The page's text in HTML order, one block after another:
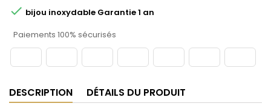
 bijou inoxydable Garantie 1 an
Paiements 100% sécurisés
DESCRIPTION DÉTAILS DU PRODUIT